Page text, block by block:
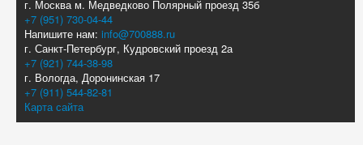
г. Москва м. Медведково Полярный проезд 35б
+7 (951) 730-04-44
Напишите нам: info@700888.ru
г. Санкт-Петербург, Кудровский проезд 2а
+7 (921) 744-38-98
г. Вологда, Доронинская 17
+7 (911) 544-82-81
Карта сайта